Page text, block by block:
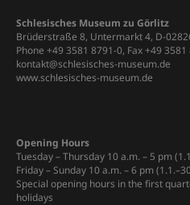
Schlesisches Museum zu Görlitz
Brüderstraße 8, Untermarkt 4, D-
Phone +49 3581 8791-0, Fax +49
kontakt@schlesisches-museum.de
www.schlesisches-museum.de
Opening Hours
Tuesday – Thursday 10 a.m. – 5 pm
Friday – Sunday 10 a.m. – 6 pm
Special opening hours in the first
holidays